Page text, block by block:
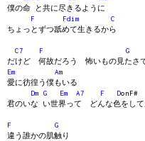
僕の命 と共に尽きるように
F
Fdim
C
ちょっとずつ舐めて生きるから
C7 F
G
だけど 何故だろう 怖いもの見たさ
Em
Am
愛に彷徨う僕もいる
Dm
G Em A7 F D
君のいな い世界って どんな色をして
F
G
違う誰かの肌触り